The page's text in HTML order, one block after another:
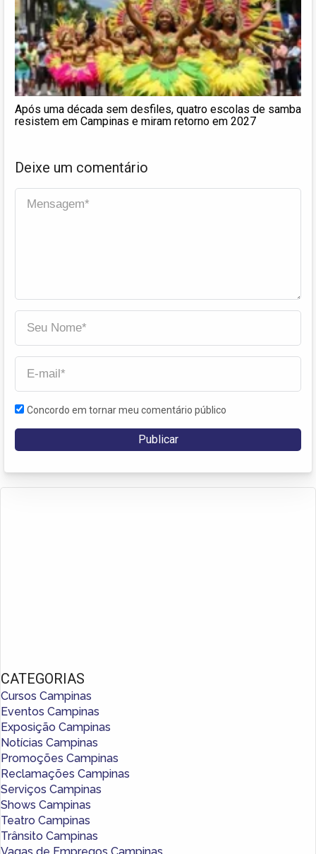
Após uma década sem desfiles, quatro escolas de samba
resistem em Campinas e miram retorno em 2027
Deixe um comentário
Concordo em tornar meu comentário público
CATEGORIAS
Cursos Campinas
Eventos Campinas
Exposição Campinas
Notícias Campinas
Promoções Campinas
Reclamações Campinas
Serviços Campinas
Shows Campinas
Teatro Campinas
Trânsito Campinas